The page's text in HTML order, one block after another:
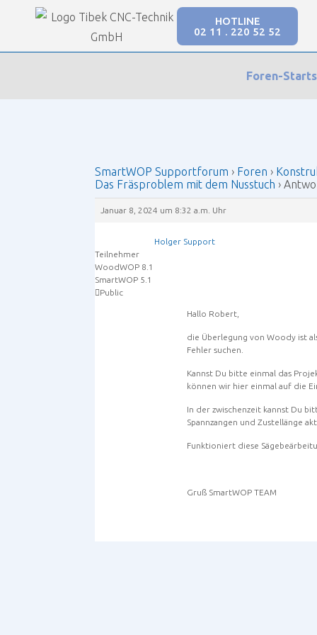
HOTLINE
02 11 . 220 52 52
Foren-
SmartWOP Supportforum › Foren ›
Das Fräsproblem mit dem Nusstuch ›
Januar 8, 2024 um 8:32 a.m. Uhr
Holger Support
Teilnehmer
WoodWOP 8.1
SmartWOP 5.1
Public
Hallo Robert,
die Überlegung von Woody ist
Fehler suchen.
Kannst Du bitte einmal das
können wir hier einmal auf die
In der zwischenzeit kannst Du
Spannzangen und Zustellänge
Funktioniert diese
Gruß SmartWOP TEAM